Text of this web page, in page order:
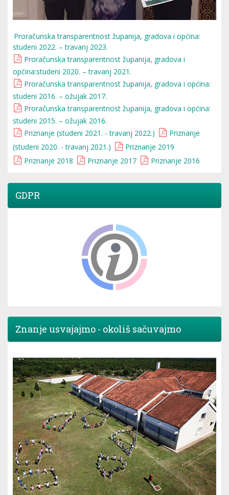
Proračunska transparentnost županija, gradova i općina:
studeni 2022. – travanj 2023.
Proračunska transparentnost županija, gradova i
općina:studeni 2020. – travanj 2021.
Proračunska transparentnost županija, gradova i općina:
studeni 2016. – ožujak 2017.
Proračunska transparentnost županija, gradova i općina:
studeni 2015. – ožujak 2016.
Priznanje (studeni 2021. - travanj 2022.)
Priznanje
(studeni 2020. - travanj 2021.)
Priznanje 2019
Priznanje 2018
Priznanje 2017 Priznanje 2016
GDPR
Znanje usvajajmo - okoliš sačuvajmo